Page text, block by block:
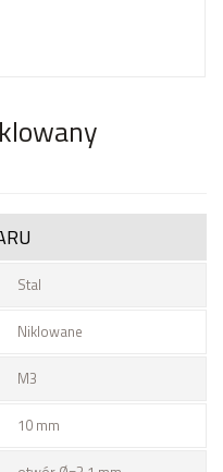
Stal
Niklowane
M3
10 mm